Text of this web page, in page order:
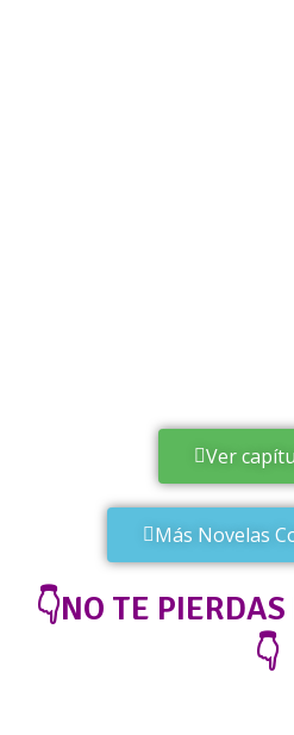
Ver
Más Novelas
👇NO TE
👇